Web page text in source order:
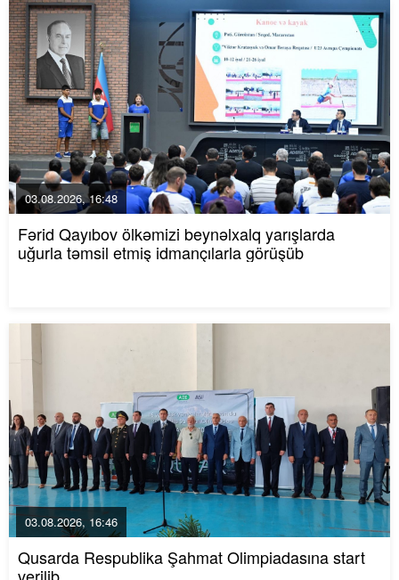
03.08.2026, 16:48
Fərid Qayıbov ölkəmizi beynəlxalq yarışlarda
uğurla təmsil etmiş idmançılarla görüşüb
03.08.2026, 16:46
Qusarda Respublika Şahmat Olimpiadasına start